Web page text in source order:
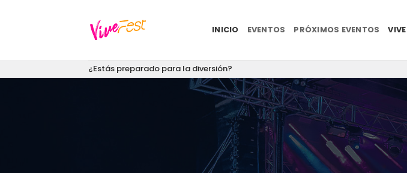
INICIO EVENTOS PRÓXIMOS EVENTOS
¿Estás preparado para la diversión?